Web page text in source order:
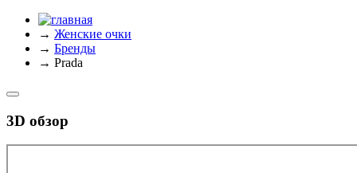
→ Женские очки
→ Бренды
→ Prada
3D обзор